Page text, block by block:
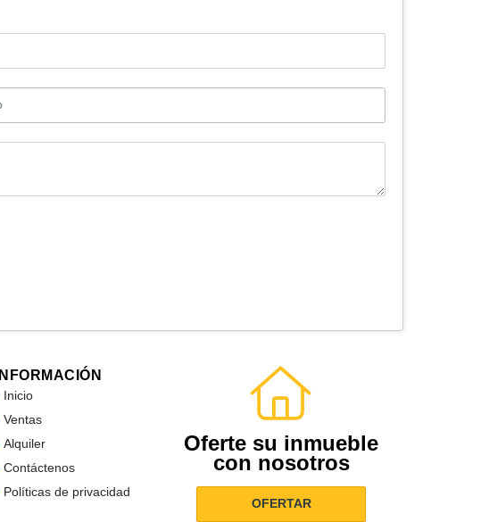
INFORMACIÓN
Inicio
Ventas
Alquiler
Contáctenos
Políticas de privacidad
Oferte su inmueble
con nosotros
OFERTAR